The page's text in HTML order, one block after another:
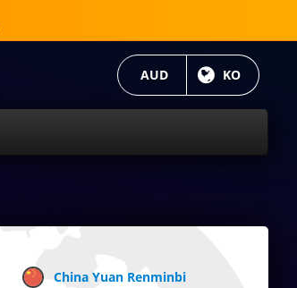
현재 언어 :
KO
현재 통화:
AUD
China Yuan Renminbi